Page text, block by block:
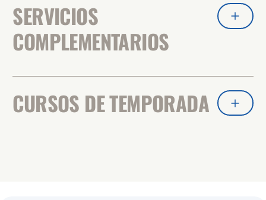
SERVICIOS
COMPLEMENTARIOS
CURSOS DE TEMPORADA